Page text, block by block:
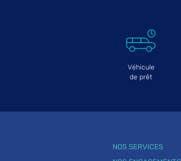
Véhicule
de prêt
NOS SERVICES